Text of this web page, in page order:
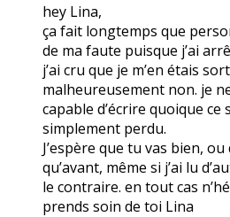
hey Lina,
ça fait longtemps que
de ma faute puisque j’ai
j’ai cru que je m’en étais
malheureusement non. je
capable d’écrire quoique
simplement perdu.
J’espère que tu vas bien,
qu’avant, même si j’ai lu
le contraire. en tout cas
prends soin de toi Lina